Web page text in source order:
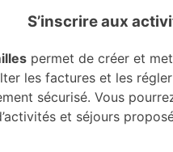
S’inscrire aux
permet de créer et
les factures et les
sécurisé. Vous
et séjours